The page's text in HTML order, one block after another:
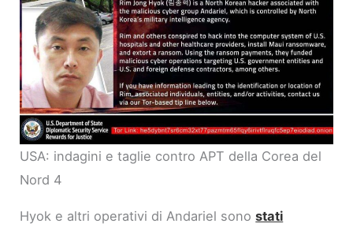
USA: indagini e taglie contro APT della Corea del
Nord 4
Hyok e altri operativi di Andariel sonostati